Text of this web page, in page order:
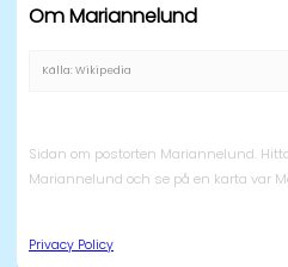
Om Mariannelund
Källa: Wikipedia
Sidan om postorten Mariannelund.
Mariannelund och se på en karta var
Privacy Policy